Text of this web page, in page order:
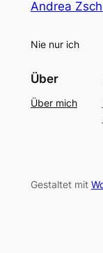
Andrea
Nie nur ich
Über
Über mich
Gestaltet mit